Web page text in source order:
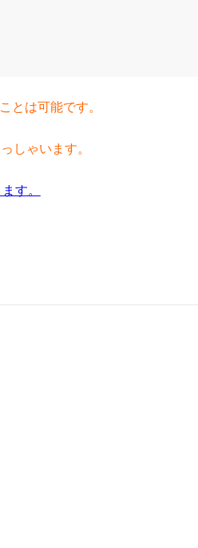
とは可能です。
しゃいます。
す。